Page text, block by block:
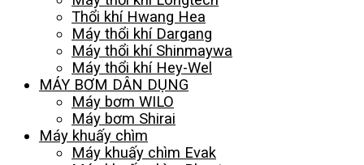
Thổi khí Hwang Hea
Máy thổi khí Dargang
Máy thổi khí Shinmaywa
Máy thổi khí Hey-Wel
MÁY BƠM DÂN DỤNG
Máy bơm WILO
Máy bơm Shirai
Máy khuấy chìm
Máy khuấy chìm Evak